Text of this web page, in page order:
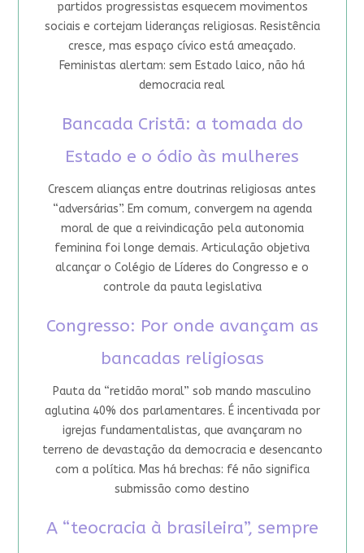
partidos progressistas esquecem movimentos
sociais e cortejam lideranças religiosas. Resistência
cresce, mas espaço cívico está ameaçado.
Feministas alertam: sem Estado laico, não há
democracia real
Bancada Cristã: a tomada do
Estado e o ódio às mulheres
Crescem alianças entre doutrinas religiosas antes
“adversárias”. Em comum, convergem na agenda
moral de que a reivindicação pela autonomia
feminina foi longe demais. Articulação objetiva
alcançar o Colégio de Líderes do Congresso e o
controle da pauta legislativa
Congresso: Por onde avançam as
bancadas religiosas
Pauta da “retidão moral” sob mando masculino
aglutina 40% dos parlamentares. É incentivada por
igrejas fundamentalistas, que avançaram no
terreno de devastação da democracia e desencanto
com a política. Mas há brechas: fé não significa
submissão como destino
A “teocracia à brasileira”, sempre